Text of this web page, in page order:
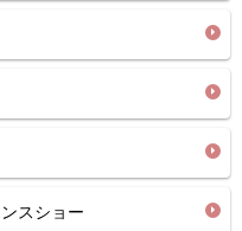
スショー